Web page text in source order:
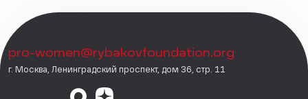
pro-women@rybakovfoundation.org
г. Москва, Ленинградский проспект, дом 36, стр. 11